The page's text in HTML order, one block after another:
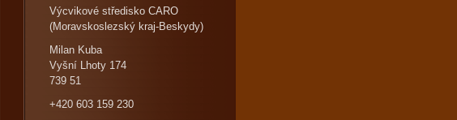
Výcvikové středisko CARO
(Moravskoslezský kraj-Beskydy)
Milan Kuba
Vyšní Lhoty 174
739 51
+420 603 159 230